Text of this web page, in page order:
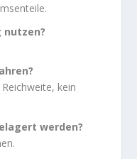
nutzen?
kein
werden?